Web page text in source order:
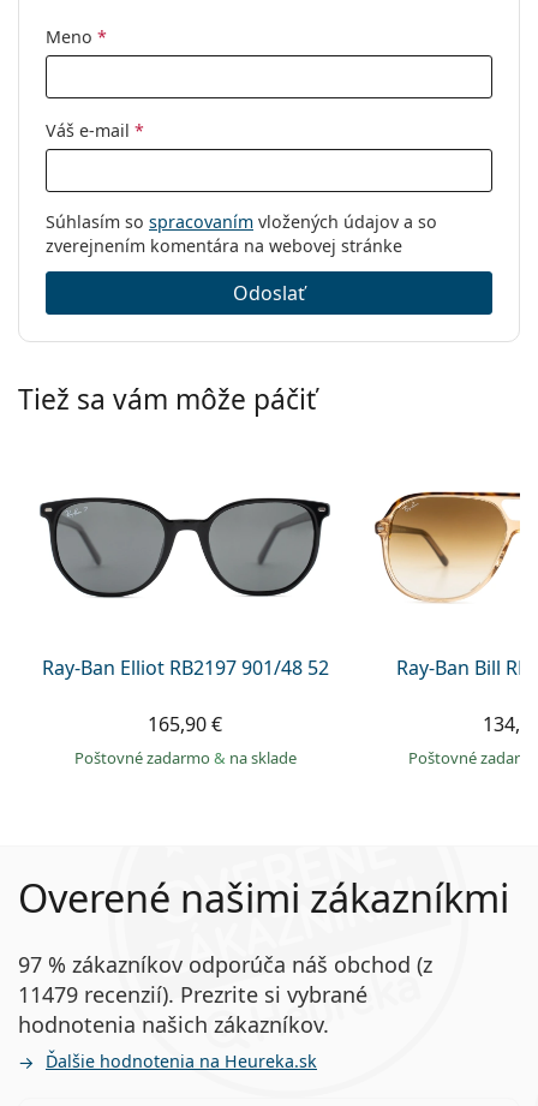
Meno *
Váš e-mail *
Súhlasím so spracovaním vložených údajov a so
zverejnením komentára na webovej stránke
Odoslať
Tiež sa vám môže páčiť
Ray-Ban Elliot RB2197 901/48 52
165,90 €
Poštovné zadarmo& na sklade
Ray-Ban Bill
Poštovné
Overené našimi zákazníkmi
97 % zákazníkov odporúča náš obchod (z
11479 recenzií). Prezrite si vybrané
hodnotenia našich zákazníkov.
Ďalšie hodnotenia na Heureka.sk